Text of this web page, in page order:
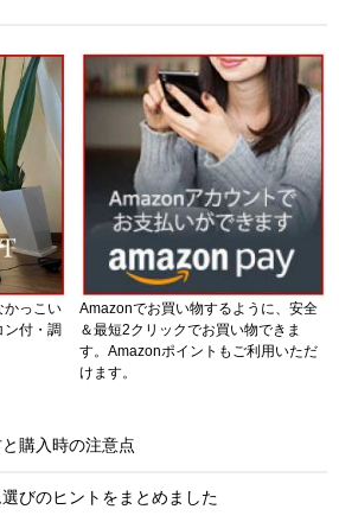
かっこい
付・調
Amazonでお買い物するように、安全
＆最短2クリックでお買い物できま
す。Amazonポイントもご利用いただ
けます。
購入時の注意点
びのヒントをまとめました